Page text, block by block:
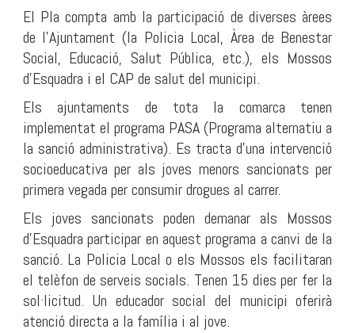
El Pla compta amb la participació de diverses àrees
de l’Ajuntament (la Policia Local, Àrea de Benestar
Social, Educació, Salut Pública, etc.), els Mossos
d’Esquadra i el CAP de salut del municipi.
Els ajuntaments de tota la comarca tenen
implementat el programa PASA (Programa alternatiu a
la sanció administrativa). Es tracta d’una intervenció
socioeducativa per als joves menors sancionats per
primera vegada per consumir drogues al carrer.
Els joves sancionats poden demanar als Mossos
d’Esquadra participar en aquest programa a canvi de la
sanció. La Policia Local o els Mossos els facilitaran
el telèfon de serveis socials. Tenen 15 dies per fer la
sol·licitud. Un educador social del municipi oferirà
atenció directa a la família i al jove.